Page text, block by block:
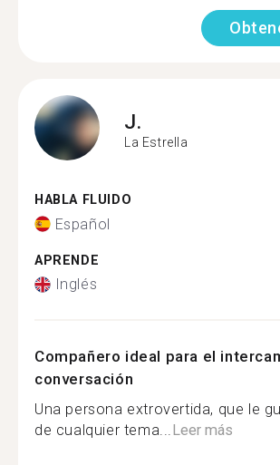
J.
La Estrella
HABLA FLUIDO
Español
APRENDE
Inglés
Compañero ideal para el
conversación
Una persona extrovertida, que le
de cualquier tema...Leer más